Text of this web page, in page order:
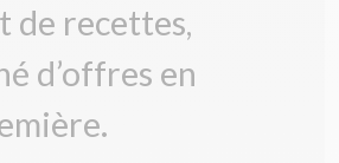
de recettes,
d’offres en